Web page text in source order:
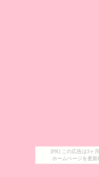
[PR] この広告は3ヶ
ホームページを更